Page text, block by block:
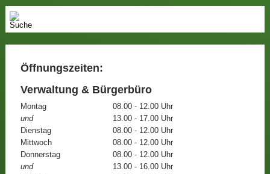
Öffnungszeiten:
Verwaltung & Bürgerbüro
Montag
08.00 - 12.00 Uhr
und
13.00 - 17.00 Uhr
Dienstag
08.00 - 12.00 Uhr
Mittwoch
08.00 - 12.00 Uhr
Donnerstag
08.00 - 12.00 Uhr
und
13.00 - 16.00 Uhr